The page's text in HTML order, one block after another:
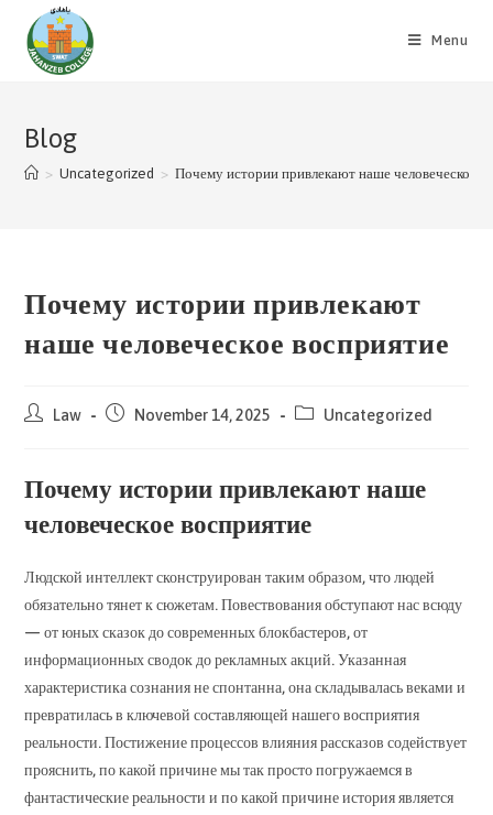
content
Menu
Blog
> Uncategorized > Почему истории привлекают наше человеческое
Почему истории привлекают
наше человеческое восприятие
PostLaw
PostNovember 14, 2025
PostUncategorized
Почему истории привлекают наше
человеческое восприятие
Людской интеллект сконструирован таким образом, что людей
обязательно тянет к сюжетам. Повествования обступают нас всюду
— от юных сказок до современных блокбастеров, от
информационных сводок до рекламных акций. Указанная
характеристика сознания не спонтанна, она складывалась веками и
превратилась в ключевой составляющей нашего восприятия
реальности. Постижение процессов влияния рассказов содействует
прояснить, по какой причине мы так просто погружаемся в
фантастические реальности и по какой причине история является